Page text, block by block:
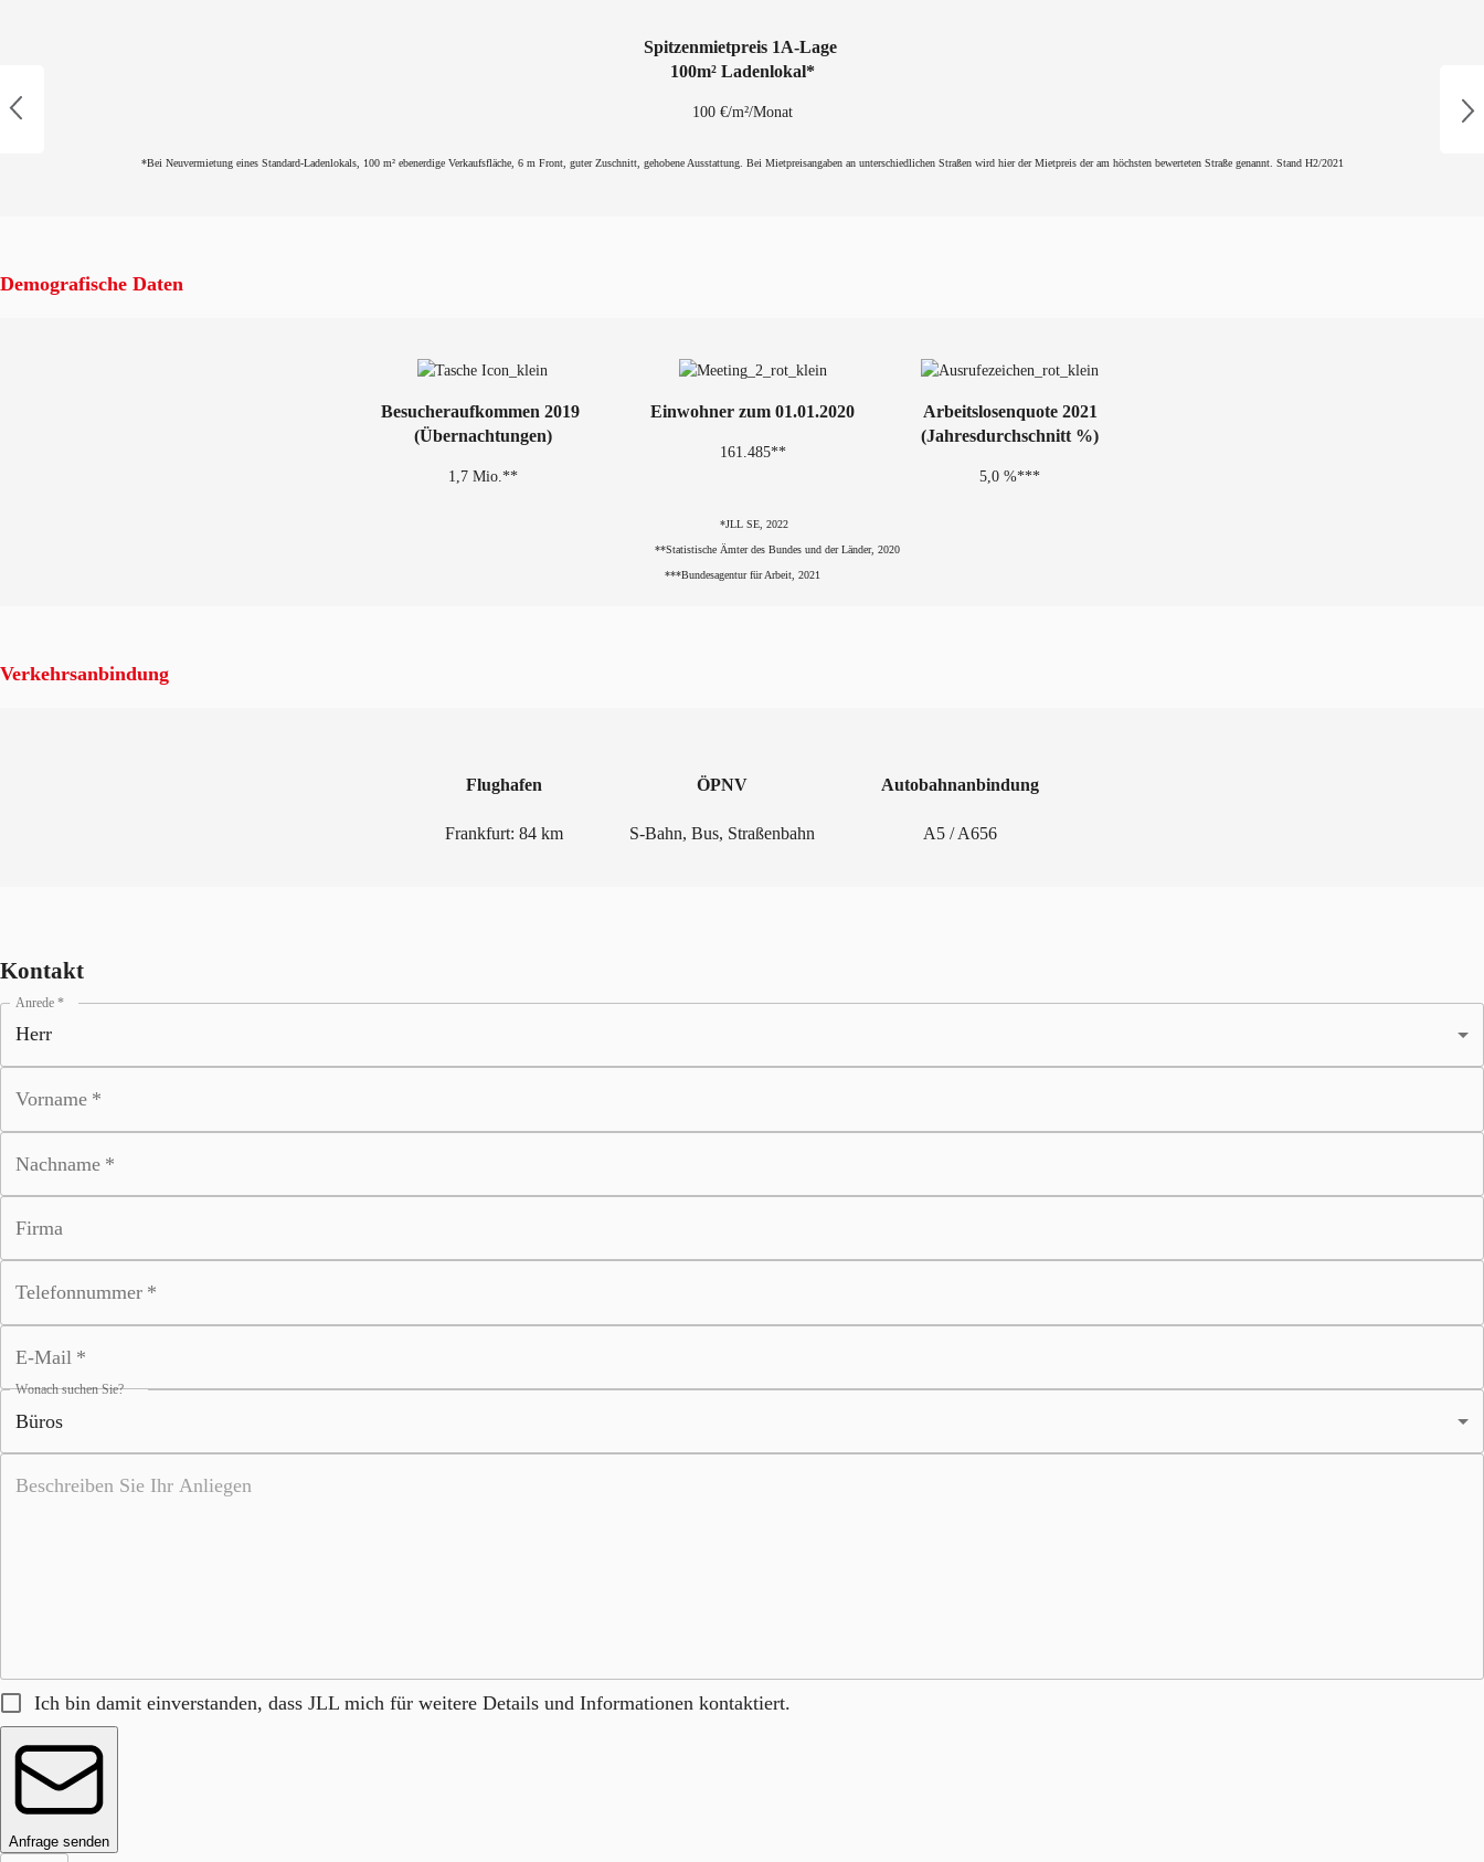
Spitzenmietpreis 1A-Lage
100m² Ladenlokal*
100 €/m²/Monat
*Bei Neuvermietung eines Standard-Ladenlokals, 100 m² ebenerdige Verkaufsfläche, 6 m Front, guter Zuschnitt, gehobene Ausstattung. Bei Mietpreisangaben an unterschiedlichen Straßen wird hier der Mietpreis der am höchsten bewerteten Straße genannt. Stand H2/2021
Demografische Daten
Besucheraufkommen 2019
(Übernachtungen)
1,7 Mio.**
Einwohner zum 01.01.2020
161.485**
Arbeitslosenquote 2021
(Jahresdurchschnitt %)
5,0 %***
*JLL SE, 2022
**Statistische Ämter des Bundes und der Länder, 2020
***Bundesagentur für Arbeit, 2021
Verkehrsanbindung
Flughafen
Frankfurt: 84 km
ÖPNV
S-Bahn, Bus, Straßenbahn
Autobahnanbindung
A5 / A656
Kontakt
Anrede *
Vorname *
Nachname *
Firma
Telefonnummer *
E-Mail *
Wonach suchen Sie?
Ich bin damit einverstanden, dass JLL mich für weitere Details und Informationen kontaktiert.
Anfrage senden